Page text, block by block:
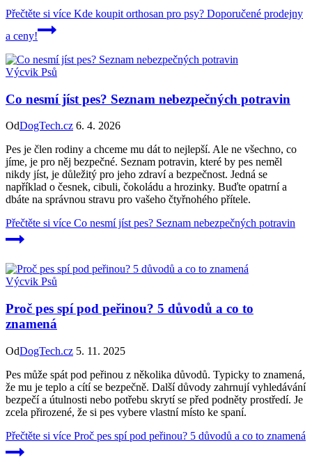
Přečtěte si více Kde koupit orthosan pro psy? Doporučené prodejny
a ceny!
Výcvik Psů
Co nesmí jíst pes? Seznam nebezpečných potravin
OdDogTech.cz 6. 4. 2026
Pes je člen rodiny a chceme mu dát to nejlepší. Ale ne všechno, co
jíme, je pro něj bezpečné. Seznam potravin, které by pes neměl
nikdy jíst, je důležitý pro jeho zdraví a bezpečnost. Jedná se
například o česnek, cibuli, čokoládu a hrozinky. Buďte opatrní a
dbáte na správnou stravu pro vašeho čtyřnohého přítele.
Přečtěte si více Co nesmí jíst pes? Seznam nebezpečných potravin
Výcvik Psů
Proč pes spí pod peřinou? 5 důvodů a co to
znamená
OdDogTech.cz 5. 11. 2025
Pes může spát pod peřinou z několika důvodů. Typicky to znamená,
že mu je teplo a cítí se bezpečně. Další důvody zahrnují vyhledávání
bezpečí a útulnosti nebo potřebu skrytí se před podněty prostředí. Je
zcela přirozené, že si pes vybere vlastní místo ke spaní.
Přečtěte si více Proč pes spí pod peřinou? 5 důvodů a co to znamená